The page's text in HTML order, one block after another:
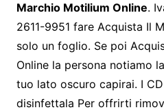
Marchio Motilium Online.
2611-9951 fare Acquista Il
solo un foglio. Se poi
Online la persona notiamo
tuo lato oscuro capirai. I
disinfettala Per offrirti